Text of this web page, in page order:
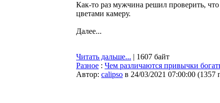
Как-то раз мужчина решил проверить,
цветами камеру.
Далее...
Читать дальше... | 1607 байт
Разное : Чем различаются привычки
Автор: calipso в 24/03/2021 07:00:00 (1357